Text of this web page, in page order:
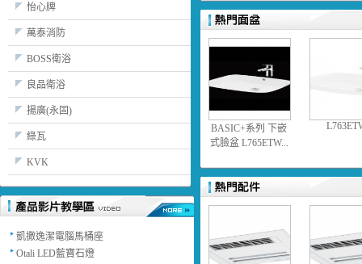
怡心牌
萬泰消防
BOSS衛浴
良品衛浴
揚廣(永固)
綠瓦
KVK
凱撒逸潔電腦馬桶座
Otali LED藍寶石燈
BASIC+系列 下嵌
式臉盆 L765ETW...